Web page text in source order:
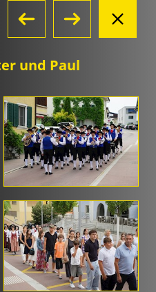
und Paul